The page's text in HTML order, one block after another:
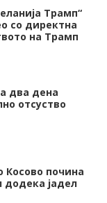
Трамп“
со директна
на Трамп
два дена
отсуство
почина
додека јадел